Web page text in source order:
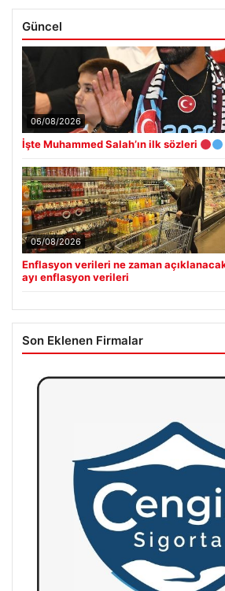
Güncel
06/08/2026
İşte Muhammed Salah’ın ilk sözleri
05/08/2026
Enflasyon verileri ne zaman
ayı enflasyon verileri
Son Eklenen Firmalar